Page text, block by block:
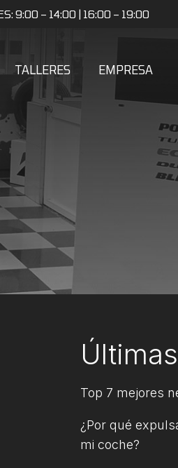
9:00 – 14:00 | 16:00 – 19:00
TALLERES EMPRESA
Top 7 mejores
¿Por qué
mi coche?